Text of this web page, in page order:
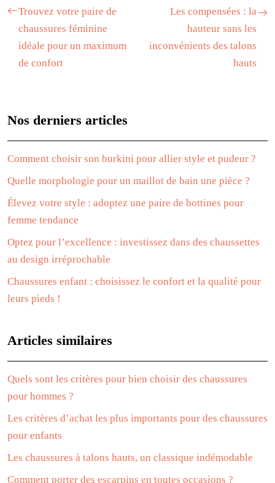
Trouvez votre paire de
chaussures féminine
idéale pour un maximum
de confort
Les compensées : la
hauteur sans les
inconvénients des talons
hauts
Nos derniers articles
Comment choisir son burkini pour allier style et pudeur ?
Quelle morphologie pour un maillot de bain une pièce ?
Élevez votre style : adoptez une paire de bottines pour
femme tendance
Optez pour l’excellence : investissez dans des chaussettes
au design irréprochable
Chaussures enfant : choisissez le confort et la qualité pour
leurs pieds !
Articles similaires
Quels sont les critères pour bien choisir des chaussures
pour hommes ?
Les critères d’achat les plus importants pour des chaussures
pour enfants
Les chaussures à talons hauts, un classique indémodable
Comment porter des escarpins en toutes occasions ?